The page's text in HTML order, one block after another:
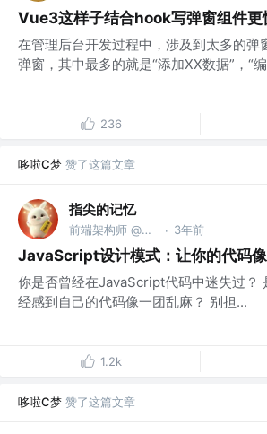
Vue3这样子结合hook写弹窗组件更
在管理后台开发过程中，涉及到太多的弹
弹窗，其中最多的就是“添加XX数据”，“
236
哆啦C梦 赞了这篇文章
指尖的记忆
前端架构师 @某大厂知名公司 · 3年前
JavaScript设计模式：让你的代码像
你是否曾经在JavaScript代码中迷失过？
经感到自己的代码像一团乱麻？ 别担...
1.2k
哆啦C梦 赞了这篇文章